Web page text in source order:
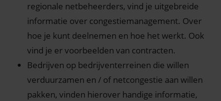
regionale netbeheerders, vind je uitgebreide
informatie over congestiemanagement. Over
hoe je kunt deelnemen en hoe het werkt. Ook
vind je er voorbeelden van contracten.
Bedrijven op bedrijventerreinen die willen
verduurzamen en / of netcongestie aan willen
pakken, vinden hierover handige informatie,